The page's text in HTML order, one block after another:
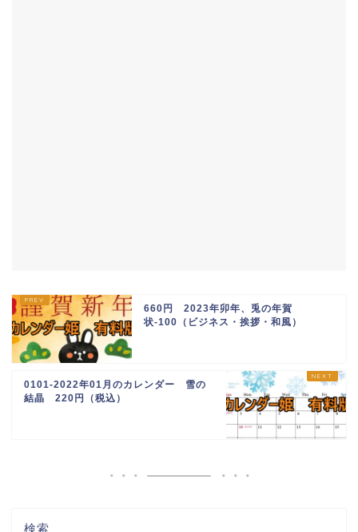
660円 2023年卯年、兎の年賀
状-100（ビジネス・挨拶・和風）
0101-2022年01月のカレンダー 雪の
結晶 220円（税込）
検索